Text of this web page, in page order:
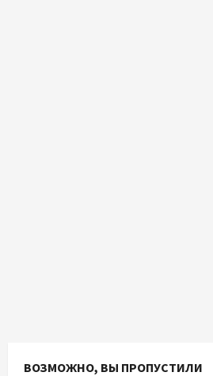
ВОЗМОЖНО, ВЫ ПРОПУСТИЛИ